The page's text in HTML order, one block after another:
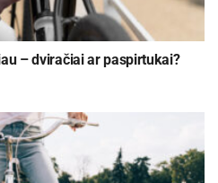
– dviračiai ar paspirtukai?